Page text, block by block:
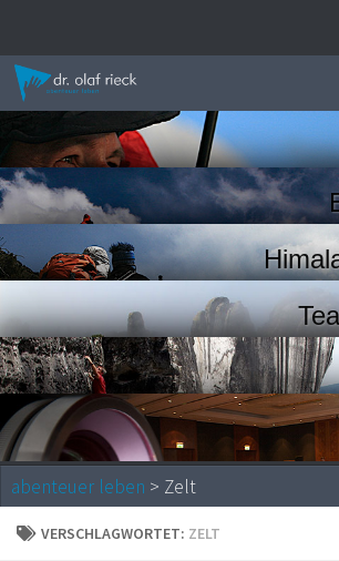
abenteuer leben > Zelt
VERSCHLAGWORTET: ZELT